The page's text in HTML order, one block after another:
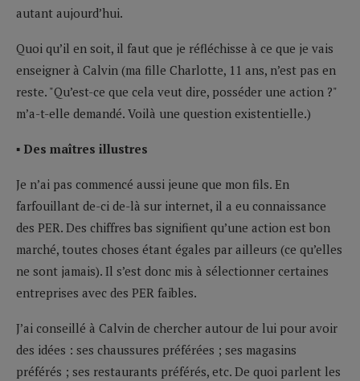
autant aujourd’hui.
Quoi qu’il en soit, il faut que je réfléchisse à ce que je vais
enseigner à Calvin (ma fille Charlotte, 11 ans, n’est pas en
reste. "Qu’est-ce que cela veut dire, posséder une action ?"
m’a-t-elle demandé. Voilà une question existentielle.)
▪ Des maîtres illustres
Je n’ai pas commencé aussi jeune que mon fils. En
farfouillant de-ci de-là sur internet, il a eu connaissance
des PER. Des chiffres bas signifient qu’une action est bon
marché, toutes choses étant égales par ailleurs (ce qu’elles
ne sont jamais). Il s’est donc mis à sélectionner certaines
entreprises avec des PER faibles.
J’ai conseillé à Calvin de chercher autour de lui pour avoir
des idées : ses chaussures préférées ; ses magasins
préférés ; ses restaurants préférés, etc. De quoi parlent les